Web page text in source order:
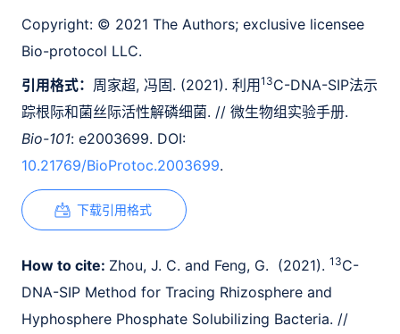
Copyright: © 2021 The Authors; exclusive licensee
Bio-protocol LLC.
引用格式： 周家超, 冯固. (2021). 利用 13C-DNA-SIP法示
踪根际和菌丝际活性解磷细菌. // 微生物组实验手册.
Bio-101: e2003699. DOI:
10.21769/BioProtoc.2003699.
下载引用格式
How to cite: Zhou, J. C. and Feng, G. (2021). 13C-
DNA-SIP Method for Tracing Rhizosphere and
Hyphosphere Phosphate Solubilizing Bacteria. //